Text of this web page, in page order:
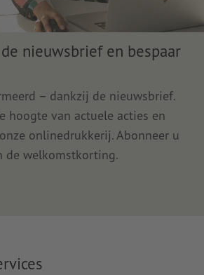
nieuwsbrief en bespaar
– dankzij de nieuwsbrief.
hoogte van actuele acties en
onlinedrukkerij. Abonneer u
de welkomstkorting.